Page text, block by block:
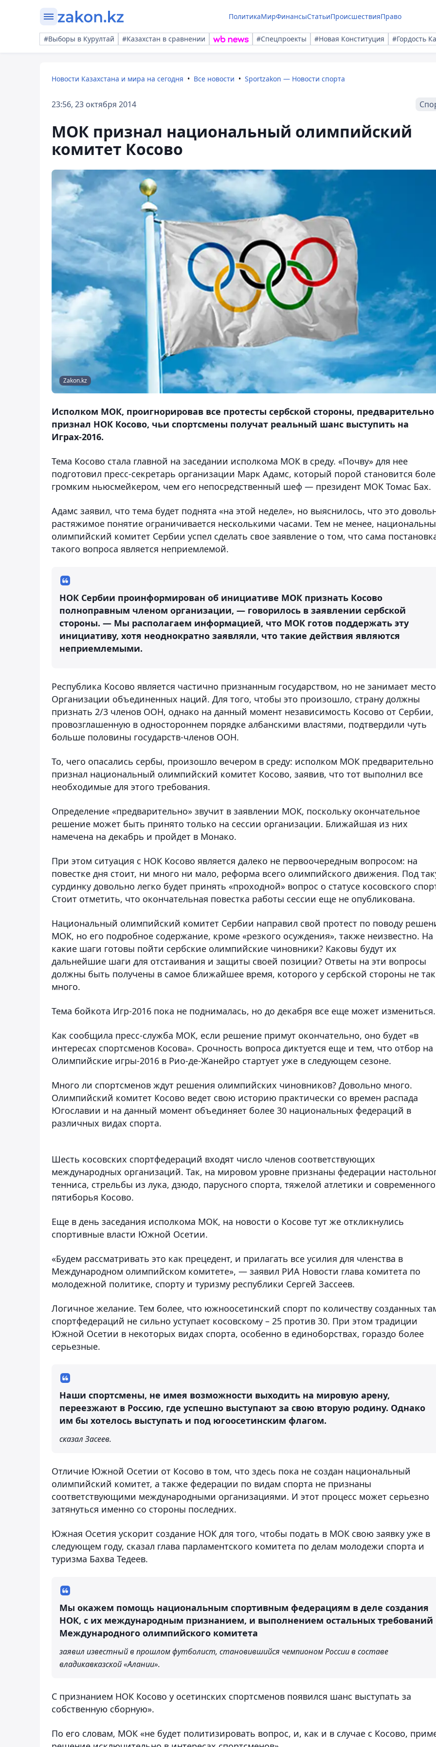
ПолитикаМирФинансыСтатьиПроисшествияПраво
#Выборы в Курултай #Казахстан в сравнении #Спецпроекты #Новая Конституция #Гордость
Новости Казахстана и мира на сегодня Все новости Sportzakon — Новости спорта
23:56, 23 октября 2014
МОК признал национальный олимпийский
комитет Косово
Zakon.kz
Исполком МОК, проигнорировав все протесты сербской стороны, предварительно
признал НОК Косово, чьи спортсмены получат реальный шанс выступить на
Играх-2016.
Тема Косово стала главной на заседании исполкома МОК в среду. «Почву» для нее
подготовил пресс-секретарь организации Марк Адамс, который порой становится
громким ньюсмейкером, чем его непосредственный шеф — президент МОК Томас Бах.
Адамс заявил, что тема будет поднята «на этой неделе», но выяснилось, что это
растяжимое понятие ограничивается несколькими часами. Тем не менее,
олимпийский комитет Сербии успел сделать свое заявление о том, что сама
такого вопроса является неприемлемой.
НОК Сербии проинформирован об инициативе МОК признать Косово
полноправным членом организации, — говорилось в заявлении сербской
стороны. — Мы располагаем информацией, что МОК готов поддержать эту
инициативу, хотя неоднократно заявляли, что такие действия являются
неприемлемыми.
Республика Косово является частично признанным государством, но не занимает
Организации объединенных наций. Для того, чтобы это произошло, страну должны
признать 2/3 членов ООН, однако на данный момент независимость Косово от Сербии,
провозглашенную в одностороннем порядке албанскими властями, подтвердили чуть
больше половины государств-членов ООН.
То, чего опасались сербы, произошло вечером в среду: исполком МОК предварительно
признал национальный олимпийский комитет Косово, заявив, что тот выполнил все
необходимые для этого требования.
Определение «предварительно» звучит в заявлении МОК, поскольку окончательное
решение может быть принято только на сессии организации. Ближайшая из них
намечена на декабрь и пройдет в Монако.
При этом ситуация с НОК Косово является далеко не первоочередным вопросом: на
повестке дня стоит, ни много ни мало, реформа всего олимпийского движения. Под
сурдинку довольно легко будет принять «проходной» вопрос о статусе косовского
Стоит отметить, что окончательная повестка работы сессии еще не опубликована.
Национальный олимпийский комитет Сербии направил свой протест по поводу
МОК, но его подробное содержание, кроме «резкого осуждения», также неизвестно. На
какие шаги готовы пойти сербские олимпийские чиновники? Каковы будут их
дальнейшие шаги для отстаивания и защиты своей позиции? Ответы на эти вопросы
должны быть получены в самое ближайшее время, которого у сербской стороны не так
много.
Тема бойкота Игр-2016 пока не поднималась, но до декабря все еще может
Как сообщила пресс-служба МОК, если решение примут окончательно, оно будет «в
интересах спортсменов Косова». Срочность вопроса диктуется еще и тем, что отбор на
Олимпийские игры-2016 в Рио-де-Жанейро стартует уже в следующем сезоне.
Много ли спортсменов ждут решения олимпийских чиновников? Довольно много.
Олимпийский комитет Косово ведет свою историю практически со времен распада
Югославии и на данный момент объединяет более 30 национальных федераций в
различных видах спорта.
Шесть косовских спортфедераций входят число членов соответствующих
международных организаций. Так, на мировом уровне признаны федерации
тенниса, стрельбы из лука, дзюдо, парусного спорта, тяжелой атлетики и современного
пятиборья Косово.
Еще в день заседания исполкома МОК, на новости о Косове тут же откликнулись
спортивные власти Южной Осетии.
«Будем рассматривать это как прецедент, и прилагать все усилия для членства в
Международном олимпийском комитете», — заявил РИА Новости глава комитета по
молодежной политике, спорту и туризму республики Сергей Зассеев.
Логичное желание. Тем более, что южноосетинский спорт по количеству созданных
спортфедераций не сильно уступает косовскому – 25 против 30. При этом традиции
Южной Осетии в некоторых видах спорта, особенно в единоборствах, гораздо более
серьезные.
Наши спортсмены, не имея возможности выходить на мировую арену,
переезжают в Россию, где успешно выступают за свою вторую родину. Однако
им бы хотелось выступать и под югоосетинским флагом.
сказал Засеев.
Отличие Южной Осетии от Косово в том, что здесь пока не создан национальный
олимпийский комитет, а также федерации по видам спорта не признаны
соответствующими международными организациями. И этот процесс может серьезно
затянуться именно со стороны последних.
Южная Осетия ускорит создание НОК для того, чтобы подать в МОК свою заявку уже в
следующем году, сказал глава парламентского комитета по делам молодежи спорта и
туризма Бахва Тедеев.
Мы окажем помощь национальным спортивным федерациям в деле создания
НОК, с их международным признанием, и выполнением остальных требований
Международного олимпийского комитета
заявил известный в прошлом футболист, становившийся чемпионом России в составе
владикавказской «Алании».
С признанием НОК Косово у осетинских спортсменов появился шанс выступать за
собственную сборную».
По его словам, МОК «не будет политизировать вопрос, и, как и в случае с Косово,